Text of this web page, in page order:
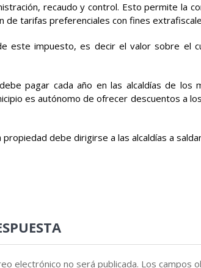
recaudo y control. Esto permite la
de tarifas preferenciales con fines
este impuesto, es decir el valor sobre el
pagar cada año en las alcaldías de los
es autónomo de ofrecer descuentos a
debe dirigirse a las alcaldías a
electrónico no será publicada. Los campos